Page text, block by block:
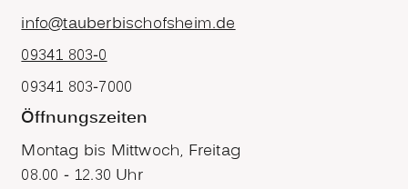
info@tauberbischofsheim.de
09341 803-0
09341 803-7000
Öffnungszeiten
Montag bis Mittwoch, Freitag
08.00 - 12.30 Uhr